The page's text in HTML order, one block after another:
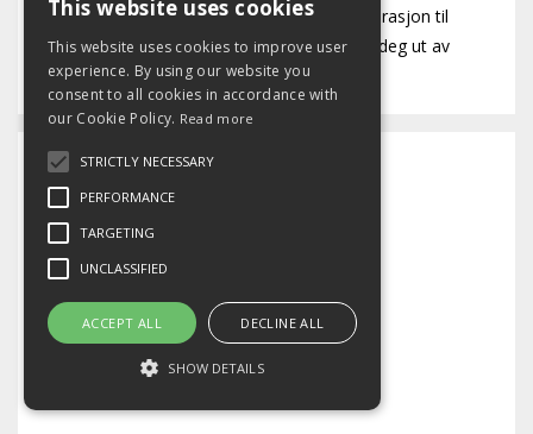
denne bloggen finner du nyttige tips og inspirasjon til
hvordan du kan redusere stress og komme deg ut av
utbrenthet. Velkommen!
Nylige innlegg
Hva ville skjedd hvis du tillot deg å hvile?
Sep 01, 2025
Er jeg stressa – eller bare litt travel?
Aug 25, 2025
This website uses cookies
This website uses cookies to improve user
experience. By using our website you
consent to all cookies in accordance with
our Cookie Policy. Read more
STRICTLY NECESSARY
PERFORMANCE
TARGETING
UNCLASSIFIED
ACCEPT ALL DECLINE ALL
SHOW DETAILS